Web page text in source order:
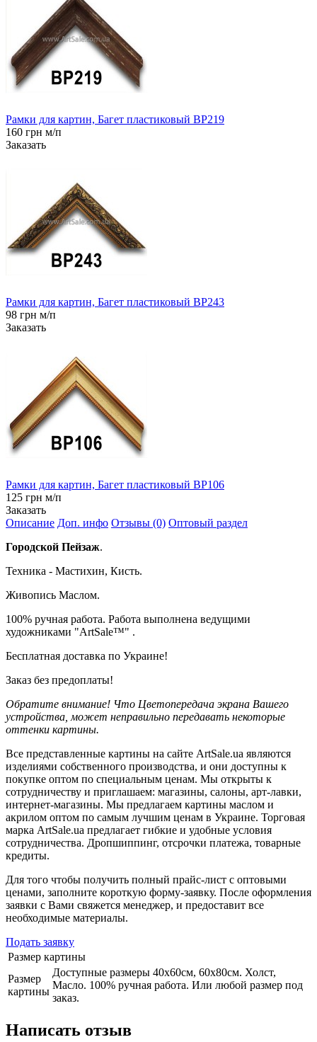
Рамки для картин, Багет пластиковый BP219
160 грн м/п
Заказать
Рамки для картин, Багет пластиковый BP243
98 грн м/п
Заказать
Рамки для картин, Багет пластиковый BP106
125 грн м/п
Заказать
Описание Доп. инфо Отзывы (0) Оптовый раздел
Городской Пейзаж.
Техника - Мастихин, Кисть.
Живопись Маслом.
100% ручная работа. Работа выполнена ведущими
художниками "ArtSale™" .
Бесплатная доставка по Украине!
Заказ без предоплаты!
Обратите внимание! Что Цветопередача экрана Вашего
устройства, может неправильно передавать некоторые
оттенки картины.
Все представленные картины на сайте ArtSale.ua являются
изделиями собственного производства, и они доступны к
покупке оптом по специальным ценам. Мы открыты к
сотрудничеству и приглашаем: магазины, салоны, арт-лавки,
интернет-магазины. Мы предлагаем картины маслом и
акрилом оптом по самым лучшим ценам в Украине. Торговая
марка ArtSale.ua предлагает гибкие и удобные условия
сотрудничества. Дропшиппинг, отсрочки платежа, товарные
кредиты.
Для того чтобы получить полный прайс-лист с оптовыми
ценами, заполните короткую форму-заявку. После оформления
заявки с Вами свяжется менеджер, и предоставит все
необходимые материалы.
Подать заявку
Размер картины
Размер
картины
Доступные размеры 40х60см, 60х80см. Холст,
Масло. 100% ручная работа. Или любой размер под
заказ.
Написать отзыв